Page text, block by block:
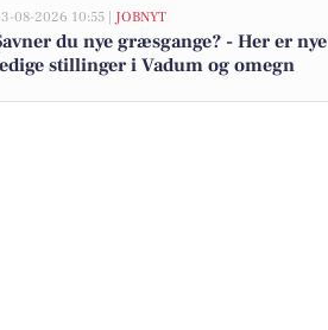
08-2026 10:55 | JOBNYT
du nye græsgange? - Her er nye
stillinger i Vadum og omegn